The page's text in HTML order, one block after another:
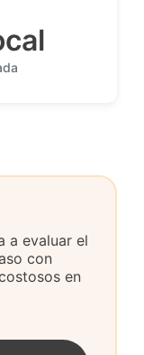
a evaluar el
con
en